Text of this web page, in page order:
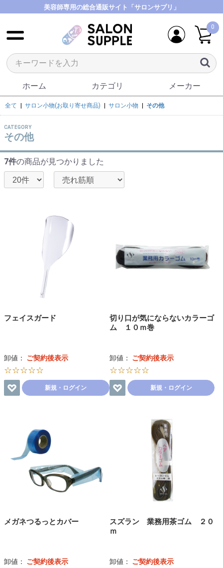
美容師専用の総合通販サイト「サロンサプリ」
0
ホーム カテゴリ メーカー
全て サロン小物(お取り寄せ商品) サロン小物 その他
CATEGORY
その他
7件の商品が見つかりました
フェイスガード
卸値： ご契約後表示
☆☆☆☆☆
新規・ログイン
切り口が気にならないカラーゴ
ム １０ｍ巻
卸値： ご契約後表示
☆☆☆☆☆
新規・ログイン
メガネつるっとカバー
卸値： ご契約後表示
スズラン 業務用茶ゴム ２０
ｍ
卸値： ご契約後表示